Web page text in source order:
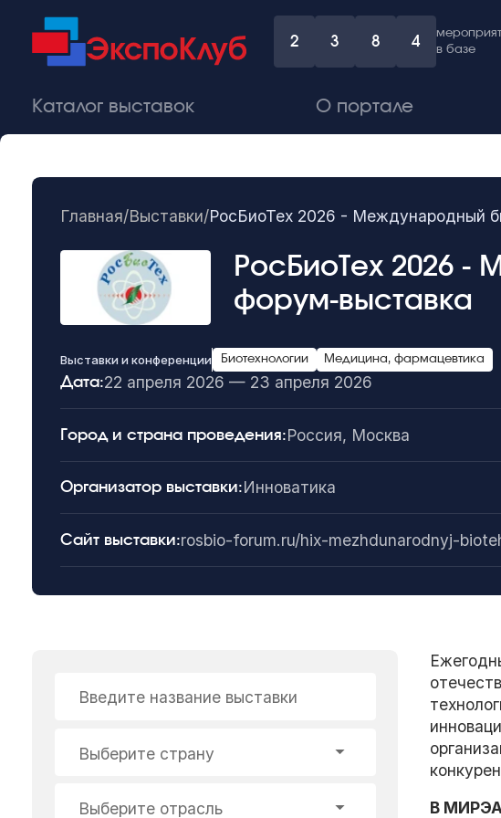
2 3 8 4
в базе
Каталог выставок О портале
Главная/Выставки/РосБиоТех 2026 - Международный
РосБиоТех 2026 -
форум-выставка
Выставки и конференции Биотехнологии Медицина, фармацевтика
Дата:22 апреля 2026 — 23 апреля 2026
Город и страна проведения:Россия, Москва
Организатор выставки:Инноватика
Сайт выставки:rosbio-forum.ru/hix-mezhdunarodnyj-
Введите название выставки
Выберите страну
Выберите отрасль
В МИРЭА